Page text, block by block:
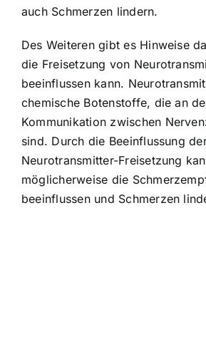
auch Schmerzen lindern.
Des Weiteren gibt es Hinweise
die Freisetzung von
beeinflussen kann.
chemische Botenstoffe, die an
Kommunikation zwischen
sind. Durch die Beeinflussung
Neurotransmitter-Freisetzung
möglicherweise die
beeinflussen und Schmerzen